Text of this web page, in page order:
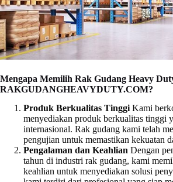
Mengapa Memilih Rak Gudang Heavy
RAKGUDANGHEAVYDUTY.COM?
Produk Berkualitas Tinggi Kami
menyediakan produk berkualitas tinggi
internasional. Rak gudang kami telah
pengujian untuk memastikan kekuatan
Pengalaman dan Keahlian Dengan
tahun di industri rak gudang, kami
keahlian untuk menyediakan solusi